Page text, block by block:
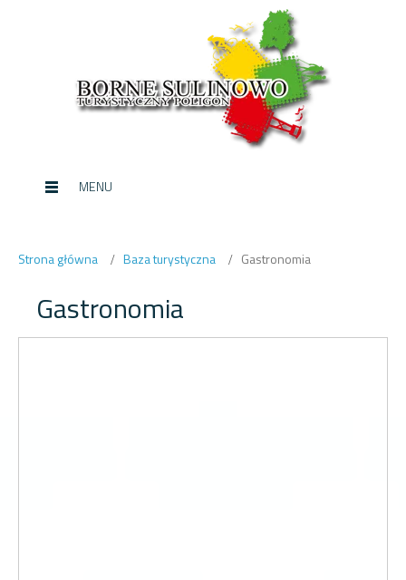
MENU
Strona główna Baza turystyczna Gastronomia
Gastronomia